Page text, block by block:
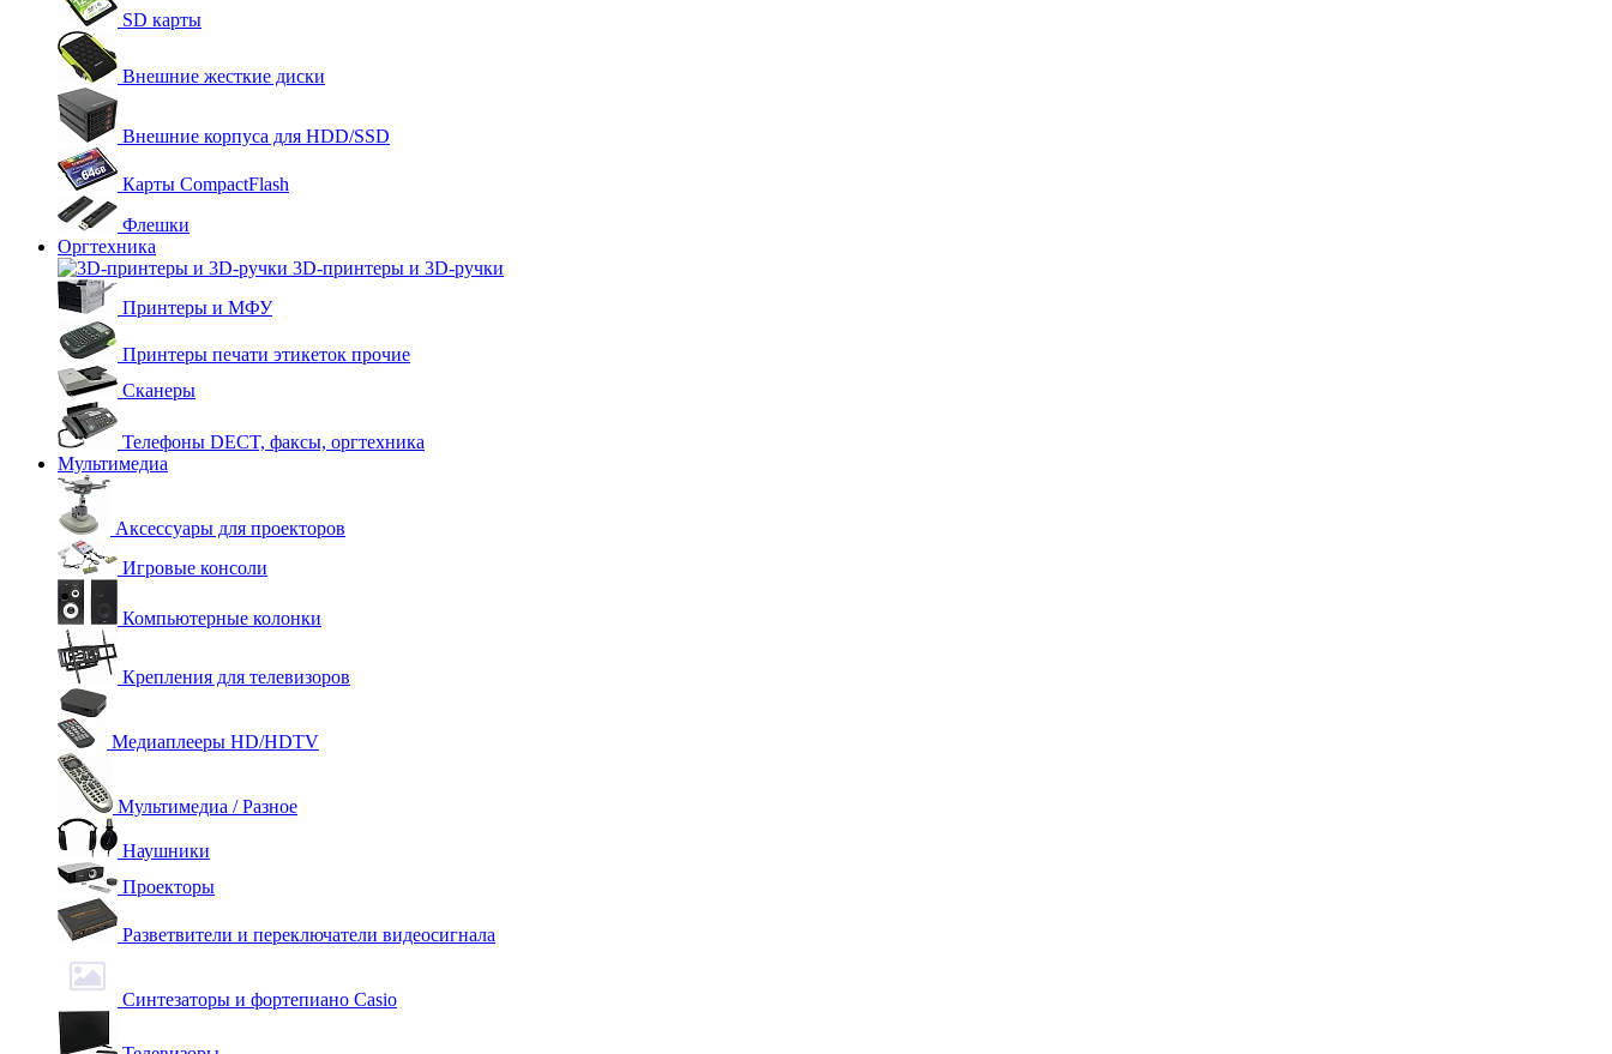
SD карты
Внешние жесткие диски
Внешние корпуса для HDD/SSD
Карты CompactFlash
Флешки
Оргтехника
3D-принтеры и 3D-ручки
Принтеры и МФУ
Принтеры печати этикеток прочие
Сканеры
Телефоны DECT, факсы, оргтехника
Мультимедиа
Аксессуары для проекторов
Игровые консоли
Компьютерные колонки
Крепления для телевизоров
Медиаплееры HD/HDTV
Мультимедиа / Разное
Наушники
Проекторы
Разветвители и переключатели видеосигнала
Синтезаторы и фортепиано Casio